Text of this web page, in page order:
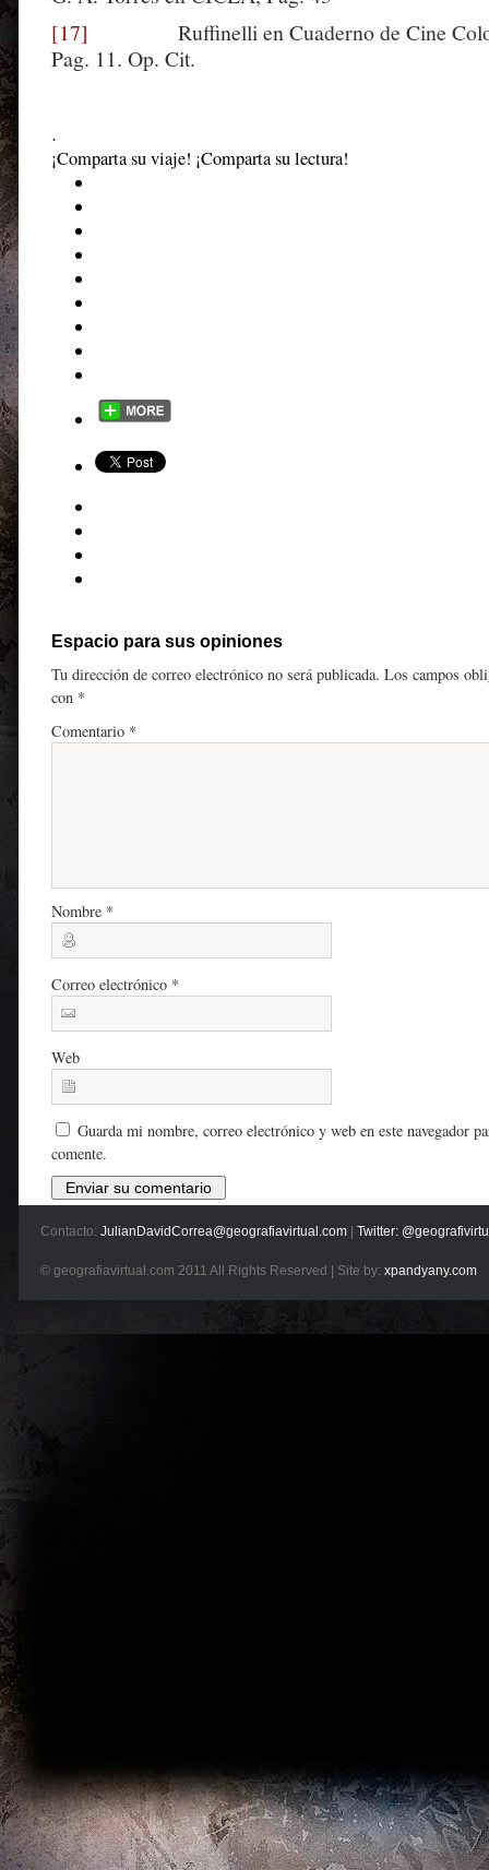
[17] Ruffinelli en Cuaderno de Cine
Pag. 11. Op. Cit.
.
¡Comparta su viaje! ¡Comparta su lectura!
Espacio para sus opiniones
Tu dirección de correo electrónico no será publicada. Los campos
con *
Comentario *
Nombre *
Correo electrónico *
Web
Guarda mi nombre, correo electrónico y web en este navegador
comente.
Contacto: JulianDavidCorrea@geografiavirtual.com Twitter:
© geografiavirtual.com 2011 All Rights Reserved | Site by: xpandyany.com